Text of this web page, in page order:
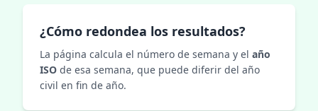
¿Cómo redondea los resultados?
La página calcula el número de semana y el año
ISO de esa semana, que puede diferir del año
civil en fin de año.